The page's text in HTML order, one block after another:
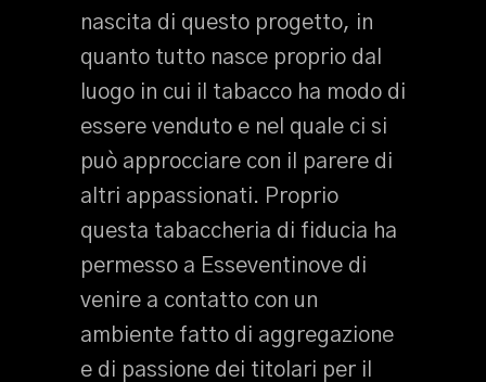
nascita di questo progetto, in
quanto tutto nasce proprio dal
luogo in cui il tabacco ha modo di
essere venduto e nel quale ci si
può approcciare con il parere di
altri appassionati. Proprio
questa tabaccheria di fiducia ha
permesso a Esseventinove di
venire a contatto con un
ambiente fatto di aggregazione
e di passione dei titolari per il